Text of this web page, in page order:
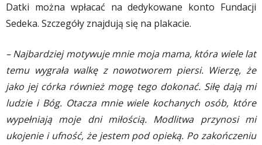
Datki można wpłacać na dedykowane konto Fundacji
Sedeka. Szczegóły znajdują się na plakacie.
– Najbardziej motywuje mnie moja mama, która wiele lat
temu wygrała walkę z nowotworem piersi. Wierzę, że
jako jej córka również mogę tego dokonać. Siłę dają mi
ludzie i Bóg. Otacza mnie wiele kochanych osób, które
wypełniają moje dni miłością. Modlitwa przynosi mi
ukojenie i ufność, że jestem pod opieką. Po zakończeniu